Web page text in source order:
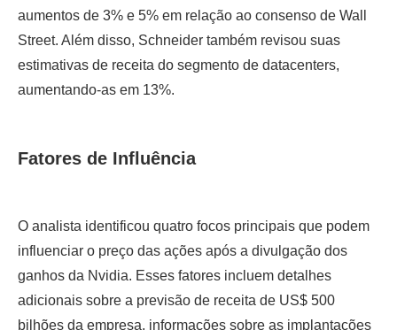
aumentos de 3% e 5% em relação ao consenso de Wall
Street. Além disso, Schneider também revisou suas
estimativas de receita do segmento de datacenters,
aumentando-as em 13%.
Fatores de Influência
O analista identificou quatro focos principais que podem
influenciar o preço das ações após a divulgação dos
ganhos da Nvidia. Esses fatores incluem detalhes
adicionais sobre a previsão de receita de US$ 500
bilhões da empresa, informações sobre as implantações